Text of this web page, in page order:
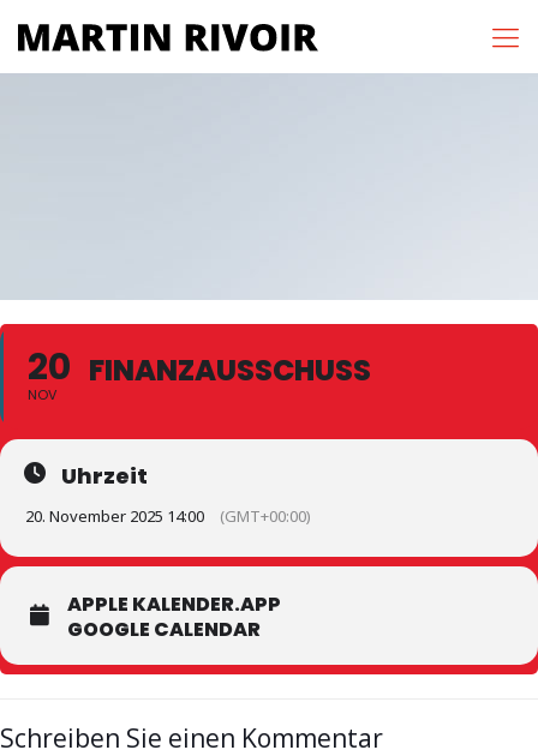
20
NOV
FINANZAUSSCHUSS
Uhrzeit
20. November 2025 14:00 (GMT+00:00)
APPLE KALENDER.APP
GOOGLE CALENDAR
Schreiben Sie einen Kommentar